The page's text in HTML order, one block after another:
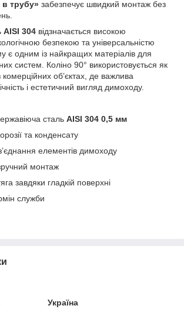
в трубу» забезпечує швидкий монтаж без
AISI 304 відзначається високою
безпекою та універсальністю
є одним із найкращих матеріалів для
систем. Коліно 90° використовується як
комерційних об’єктах, де важлива
і естетичний вигляд димоходу.
сталь AISI 304 0,5 мм
та конденсату
елементів димоходу
монтаж
завдяки гладкій поверхні
служби
Україна